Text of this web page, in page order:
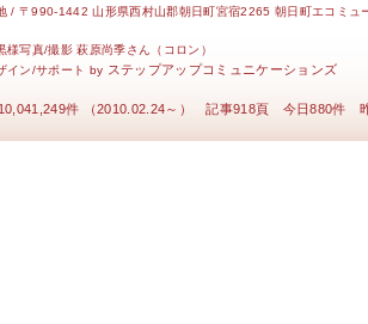
/ 〒990-1442 山形県西村山郡朝日町宮宿2265 朝日町エコミ
様写真/撮影 萩原尚季さん（コロン）
イン/サポート by ステップアップコミュニケーションズ
件 （2010.02.24～） 記事918頁 今日880件